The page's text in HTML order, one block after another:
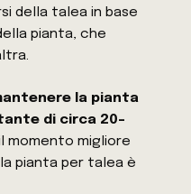
della talea in base
pianta, che
la pianta
di circa 20-
momento migliore
pianta per talea è